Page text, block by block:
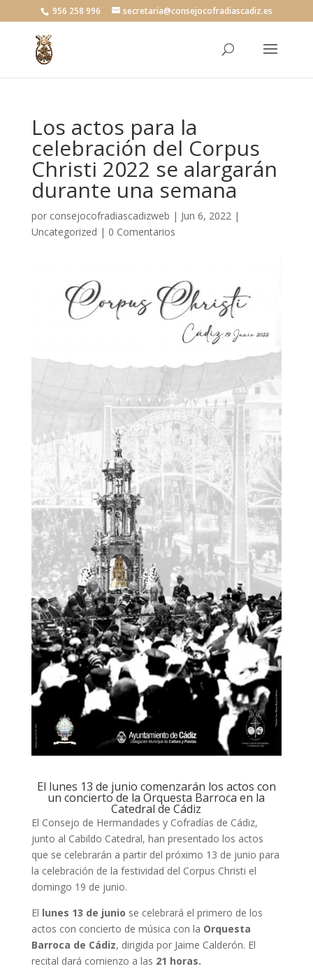
956 258 996 secretaria@consejocofradiascadiz.es
Los actos para la
celebración del Corpus
Christi 2022 se alargarán
durante una semana
por consejocofradiascadizweb | Jun 6, 2022|
Uncategorized | 0 Comentarios
El lunes 13 de junio comenzarán los actos con
un concierto de la Orquesta Barroca en la
Catedral de Cádiz
El Consejo de Hermandades y Cofradías de Cádiz,
junto al Cabildo Catedral, han presentado los actos
que se celebrarán a partir del próximo 13 de junio para
la celebración de la festividad del Corpus Christi el
domingo 19 de junio.
El lunes 13 de junio se celebrará el primero de los
actos con concierto de música con la Orquesta
Barroca de Cádiz, dirigida por Jaime Calderón. El
recital dará comienzo a las 21 horas.